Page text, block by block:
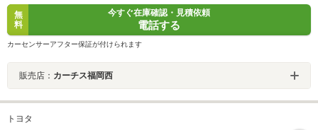
無
料
今すぐ在庫確認・見積依頼
電話する
カーセンサーアフター保証が付けられます
販売店： カーチス福岡西
トヨタ